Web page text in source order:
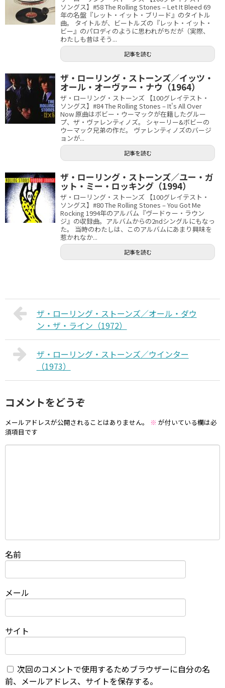
ソングス】#58 The Rolling Stones – Let It Bleed 69
年の名盤『レット・イット・ブリード』のタイトル
曲。 タイトルが、ビートルズの『レット・イット・
ビー』のパロディのように思われがちだが（実際、
わたしも昔はそう...
記事を読む
ザ・ローリング・ストーンズ／イッツ・
オール・オーヴァー・ナウ（1964）
ザ・ローリング・ストーンズ 【100グレイテスト・
ソングス】#84 The Rolling Stones – It's All Over
Now 原曲はボビー・ウーマックが在籍したグルー
プ、ザ・ヴァレンティノズ。 シャーリー&ボビーの
ウーマック兄弟の作だ。 ヴァレンティノズのバージ
ョンが...
記事を読む
ザ・ローリング・ストーンズ／ユー・ガ
ット・ミー・ロッキング（1994）
ザ・ローリング・ストーンズ 【100グレイテスト・
ソングス】#80 The Rolling Stones – You Got Me
Rocking 1994年のアルバム『ヴードゥー・ラウン
ジ』の収録曲。アルバムからの2ndシングルにもなっ
た。 当時のわたしは、このアルバムにあまり興味を
惹かれなか...
記事を読む
ザ・ローリング・ストーンズ／オール・ダウ
ン・ザ・ライン（1972）
ザ・ローリング・ストーンズ／ウインター
（1973）
コメントをどうぞ
メールアドレスが公開されることはありません。 ※ が付いている欄は必
須項目です
名前
メール
サイト
次回のコメントで使用するためブラウザーに自分の名
前、メールアドレス、サイトを保存する。